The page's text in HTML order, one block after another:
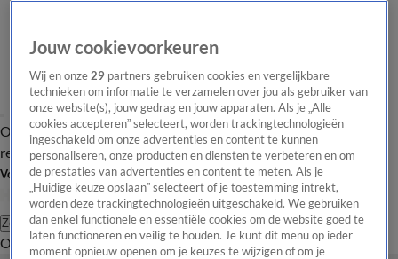
Overzicht Laatste nieuws Regionieuws Het beste van Hart
Tip de
redactie
Volg Hart van Nederland
Zoeken
OverzichtRegioUitzendingenWeerTip de redactiePanelVideo's
Jouw cookievoorkeuren
Wij en onze29 partners gebruiken cookies en vergelijkbare
technieken om informatie te verzamelen over jou als gebruiker van
onze website(s), jouw gedrag en jouw apparaten. Als je „Alle
cookies accepteren” selecteert, worden trackingtechnologieën
ingeschakeld om onze advertenties en content te kunnen
personaliseren, onze producten en diensten te verbeteren en om
de prestaties van advertenties en content te meten. Als je
„Huidige keuze opslaan” selecteert of je toestemming intrekt,
worden deze trackingtechnologieën uitgeschakeld. We gebruiken
dan enkel functionele en essentiële cookies om de website goed te
laten functioneren en veilig te houden. Je kunt dit menu op ieder
moment opnieuw openen om je keuzes te wijzigen of om je